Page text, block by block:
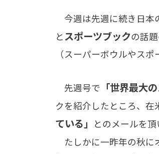
今週は先週に続き日本
と スポーツブックの話題
（スーパーボウルやス
先週号で 「世界最大
クを紹介したところ、在
ている」
とのメールを頂
たしかに一昨年の秋に